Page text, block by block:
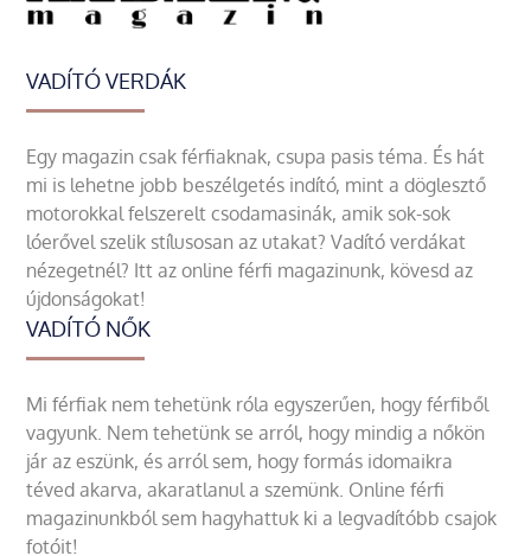
VADÍTÓ VERDÁK
Egy magazin csak férfiaknak, csupa pasis téma. És hát
mi is lehetne jobb beszélgetés indító, mint a döglesztő
motorokkal felszerelt csodamasinák, amik sok-sok
lóerővel szelik stílusosan az utakat? Vadító verdákat
nézegetnél? Itt az online férfi magazinunk, kövesd az
újdonságokat!
VADÍTÓ NŐK
Mi férfiak nem tehetünk róla egyszerűen, hogy férfiből
vagyunk. Nem tehetünk se arról, hogy mindig a nőkön
jár az eszünk, és arról sem, hogy formás idomaikra
téved akarva, akaratlanul a szemünk. Online férfi
magazinunkból sem hagyhattuk ki a legvadítóbb csajok
fotóit!